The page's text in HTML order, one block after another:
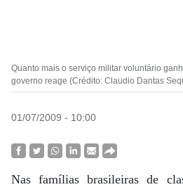
Quanto mais o serviço militar voluntário
governo reage (Crédito: Claudio Dantas
01/07/2009 - 10:00
Nas famílias brasileiras de